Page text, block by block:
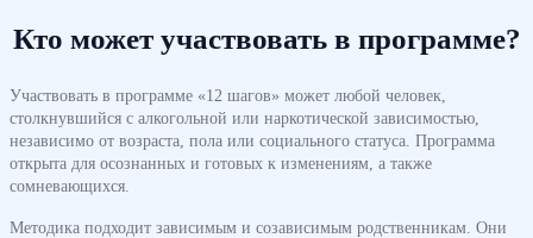
Кто может участвовать в программе?
Участвовать в программе «12 шагов» может любой человек,
столкнувшийся с алкогольной или наркотической зависимостью,
независимо от возраста, пола или социального статуса. Программа
открыта для осознанных и готовых к изменениям, а также
сомневающихся.
Методика подходит зависимым и созависимым родственникам. Они